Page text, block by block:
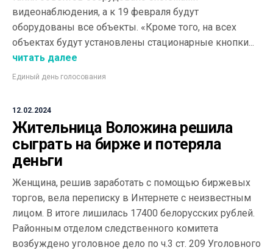
видеонаблюдения, а к 19 февраля будут
оборудованы все объекты. «Кроме того, на всех
объектах будут установлены стационарные кнопки...
читать далее
Единый день голосования
12.02.2024
Жительница Воложина решила
сыграть на бирже и потеряла
деньги
Женщина, решив заработать с помощью биржевых
торгов, вела переписку в Интернете с неизвестным
лицом. В итоге лишилась 17400 белорусских рублей.
Районным отделом следственного комитета
возбуждено уголовное дело по ч.3 ст. 209 Уголовного